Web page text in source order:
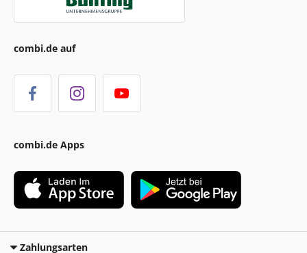
combi.de auf
combi.de Apps
Zahlungsarten